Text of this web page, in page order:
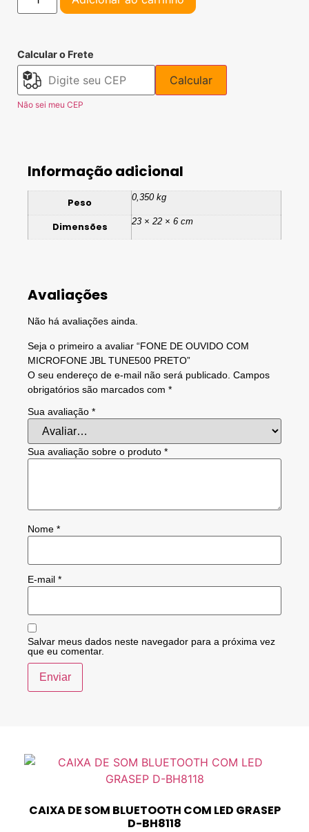
Calcular o Frete
Calcular
Não sei meu CEP
Informação adicional
Peso 0,350 kg
Dimensões 23 × 22 × 6 cm
Avaliações
Não há avaliações ainda.
Seja o primeiro a avaliar “FONE DE OUVIDO COM
MICROFONE JBL TUNE500 PRETO”
O seu endereço de e-mail não será publicado. Campos
obrigatórios são marcados com *
Sua avaliação *
Sua avaliação sobre o produto *
Nome *
E-mail *
Salvar meus dados neste navegador para a próxima vez
que eu comentar.
CAIXA DE SOM BLUETOOTH COM LED GRASEP
D-BH8118